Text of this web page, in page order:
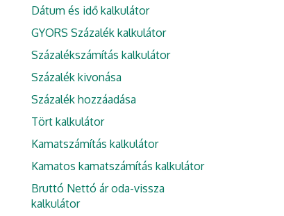
Dátum és idő kalkulátor
GYORS Százalék kalkulátor
Százalékszámítás kalkulátor
Százalék kivonása
Százalék hozzáadása
Tört kalkulátor
Kamatszámítás kalkulátor
Kamatos kamatszámítás kalkulátor
Bruttó Nettó ár oda-vissza
kalkulátor